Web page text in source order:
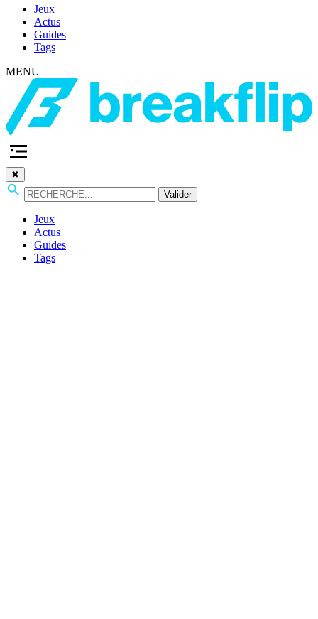
Jeux
Actus
Guides
Tags
MENU
✖
Valider
Jeux
Actus
Guides
Tags